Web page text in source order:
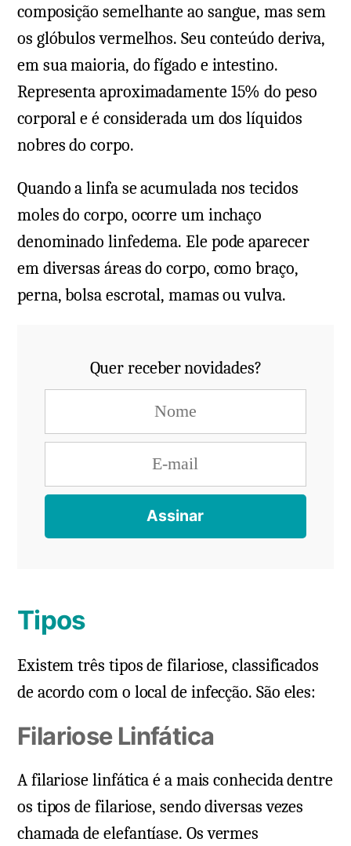
composição semelhante ao sangue, mas sem
os glóbulos vermelhos. Seu conteúdo deriva,
em sua maioria, do fígado e intestino.
Representa aproximadamente 15% do peso
corporal e é considerada um dos líquidos
nobres do corpo.
Quando a linfa se acumulada nos tecidos
moles do corpo, ocorre um inchaço
denominado linfedema. Ele pode aparecer
em diversas áreas do corpo, como braço,
perna, bolsa escrotal, mamas ou vulva.
Quer receber novidades?
Tipos
Existem três tipos de filariose, classificados
de acordo com o local de infecção. São eles:
Filariose Linfática
A filariose linfática é a mais conhecida dentre
os tipos de filariose, sendo diversas vezes
chamada de elefantíase. Os vermes